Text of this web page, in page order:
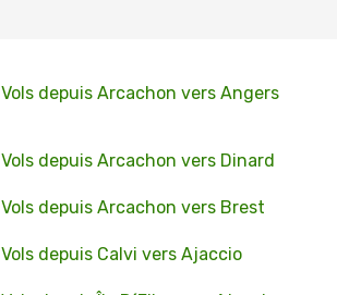
Vols depuis Arcachon vers Angers
Vols depuis Arcachon vers Dinard
Vols depuis Arcachon vers Brest
Vols depuis Calvi vers Ajaccio